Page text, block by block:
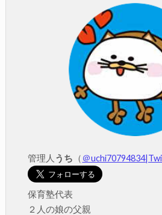
管理人 うち （ ＠
保育塾代表
２人の娘の父親